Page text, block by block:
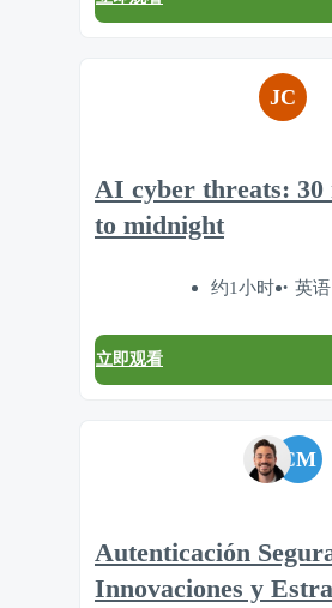
JC
AI cyber threats: 30
to midnight
约1小时 英语
立即观看
CM
Autenticación
Innovaciones y